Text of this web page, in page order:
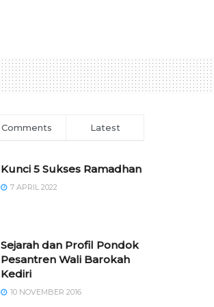
Comments Latest
Kunci 5 Sukses Ramadhan
7 APRIL 2022
Sejarah dan Profil Pondok
Pesantren Wali Barokah
Kediri
10 NOVEMBER 2016